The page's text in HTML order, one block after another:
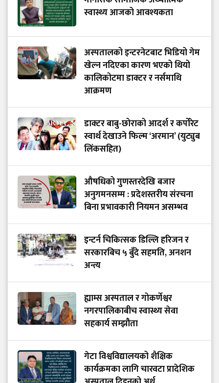
स्वास्थ्य आजको आवश्यकता
अस्पतालको इन्टरनेटबाट भिडियो गेम
खेल्न नदिएका कारण भएको थियो
कालिकोटमा डाक्टर र नर्समाथि
आक्रमण
डाक्टर बाबु-छोराको आदर्श र कर्पोरेट
स्वार्थ देखाउने फिल्म ‘अरमान’ (युट्युब
लिंकसहित)
औषधिको गुणस्तरदेखि बजार
अनुगमनसम्म : प्रदेशस्तरीय संरचना
बिना प्रभावकारी नियमन असम्भव
इन्टर्न चिकित्सक डिल्लि हरिजन र
सरकारबिच ५ बुँदे सहमति, अनशन
अन्त्य
ह्याम्स अस्पताल र गोकर्णेश्वर
नगरपालिकाबीच स्वास्थ्य सेवा
सहकार्य सम्झौता
गेटा विश्वविद्यालयको शैक्षिक
कार्यक्रमका लागि चारवटा प्रादेशिक